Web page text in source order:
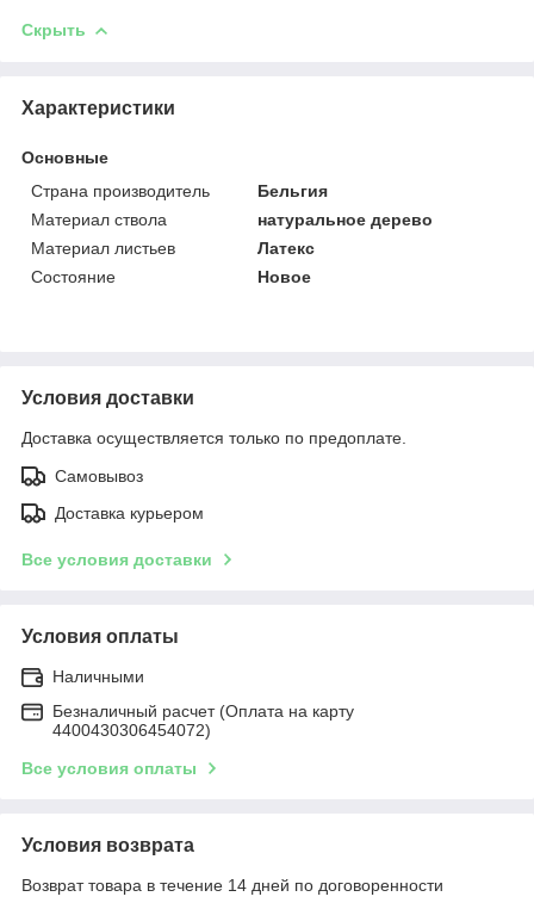
Скрыть
Характеристики
Основные
Страна производитель
Бельгия
Материал ствола
натуральное дерево
Материал листьев
Латекс
Состояние
Новое
Условия доставки
Доставка осуществляется только по предоплате.
Самовывоз
Доставка курьером
Все условия доставки
Условия оплаты
Наличными
Безналичный расчет (Оплата на карту
4400430306454072)
Все условия оплаты
Условия возврата
Возврат товара в течение 14 дней по договоренности